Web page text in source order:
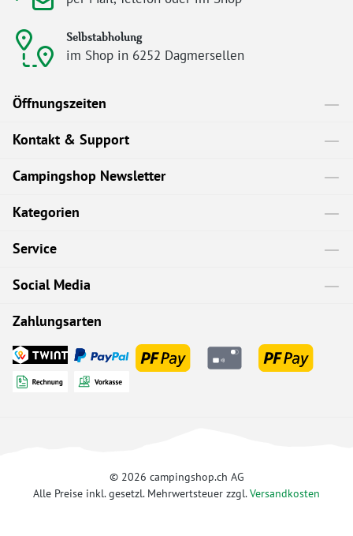
Selbstabholung
im Shop in 6252 Dagmersellen
Öffnungszeiten
Kontakt & Support
Campingshop Newsletter
Kategorien
Service
Social Media
Zahlungsarten
© 2026 campingshop.ch AG
Alle Preise inkl. gesetzl. Mehrwertsteuer zzgl.Versandkosten